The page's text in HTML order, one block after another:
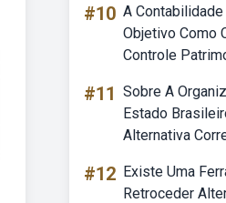
#10 A
Objetivo Como
Controle
#11 Sobre A
Estado
Alternativa
#12 Existe Uma
Retroceder